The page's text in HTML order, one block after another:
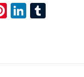
Pinterest
LinkedIn